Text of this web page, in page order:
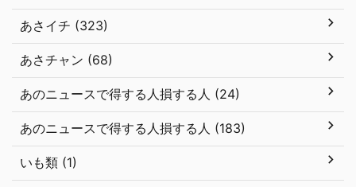
あさイチ (323)
あさチャン (68)
あのニュースで得する人損する人 (24)
あのニュースで得する人損する人 (183)
いも類 (1)